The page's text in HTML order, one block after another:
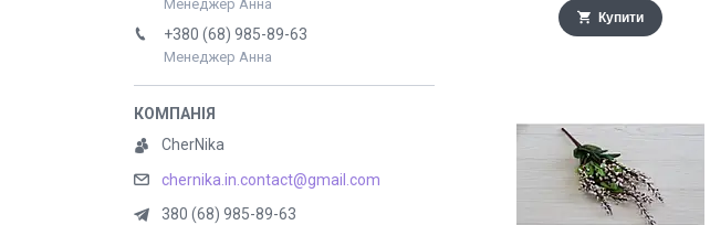
Купити
Менеджер Анна
+380 (68) 985-89-63
Менеджер Анна
CherNika
chernika.in.contact@gmail.com
380 (68) 985-89-63